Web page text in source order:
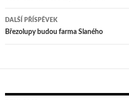
příspěvek
DALŠÍ PŘÍSPĚVEK
Březolupy budou farma Slaného